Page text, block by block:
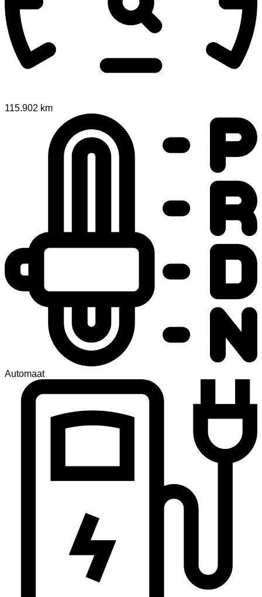
115.902 km
Automaat